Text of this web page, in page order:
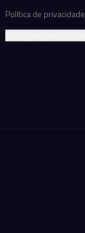
Política de privacidade